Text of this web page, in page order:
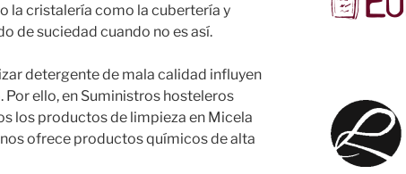
la cristalería como la cubertería y
de suciedad cuando no es así.
detergente de mala calidad influyen
ello, en Suministros hosteleros
los productos de limpieza en Micela
ofrece productos químicos de alta